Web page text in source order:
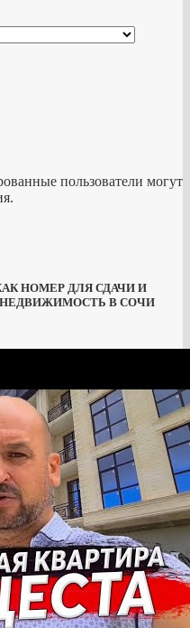
пользователи могут
НОМЕР ДЛЯ СДАЧИ И
НЕДВИЖИМОСТЬ В СОЧИ